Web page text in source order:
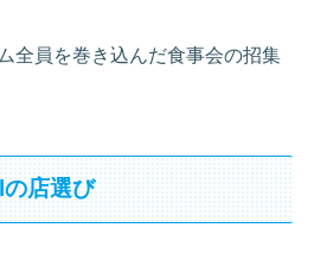
全員を巻き込んだ食事会の招集
店選び